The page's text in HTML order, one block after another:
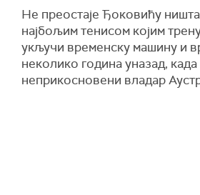
Не преостаје Ђоковићу
најбољим тенисом којим
укључи временску машину и
неколико година уназад, када
неприкосновени владар